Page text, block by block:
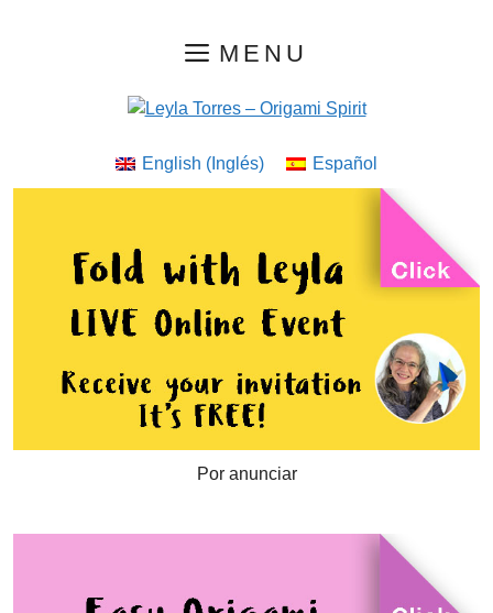
MENU
English ( Inglés) Español
Por anunciar